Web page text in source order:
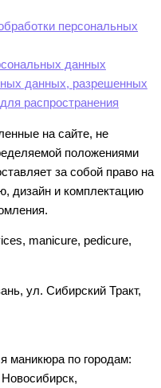
персональных
данных
данных, разрешенных
распространения
на сайте, не
положениями
за собой право на
дизайн и комплектацию
manicure, pedicure,
ул. Сибирский Тракт,
маникюра по городам: